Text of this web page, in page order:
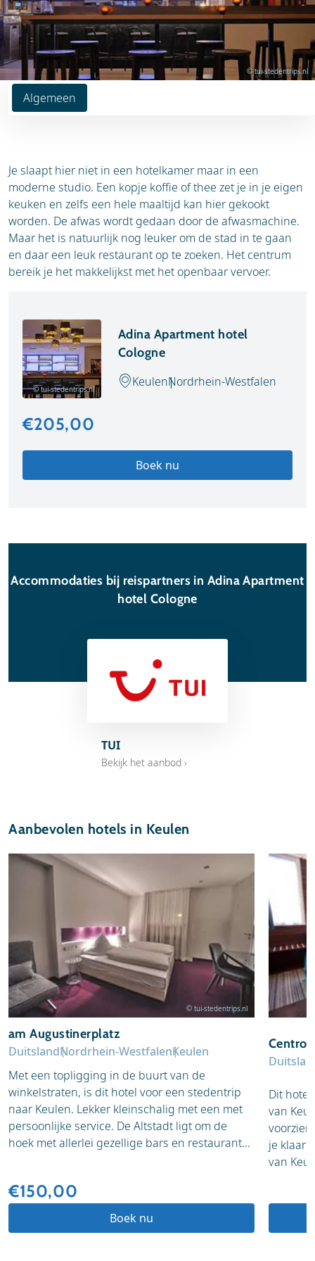
Algemeen
© tui-stedentrips.nl
Je slaapt hier niet in een hotelkamer maar in een
moderne studio. Een kopje koffie of thee zet je in je eigen
keuken en zelfs een hele maaltijd kan hier gekookt
worden. De afwas wordt gedaan door de afwasmachine.
Maar het is natuurlijk nog leuker om de stad in te gaan
en daar een leuk restaurant op te zoeken. Het centrum
bereik je het makkelijkst met het openbaar vervoer.
© tui-stedentrips.nl
Adina Apartment hotel
Cologne
KeulenNordrhein-Westfalen
€205,00
Boek nu
Accommodaties bij reispartners in Adina Apartment
hotel Cologne
TUI
Bekijk het aanbod ›
Aanbevolen hotels in Keulen
© tui-stedentrips.nl
am Augustinerplatz
DuitslandNordrhein-WestfalenKeulen
Met een topligging in de buurt van de
winkelstraten, is dit hotel voor een stedentrip
naar Keulen. Lekker kleinschalig met een met
persoonlijke service. De Altstadt ligt om de
hoek met allerlei gezellige bars en restaurant...
€150,00
Boek nu
Centro
Dit
van
je klaar
van